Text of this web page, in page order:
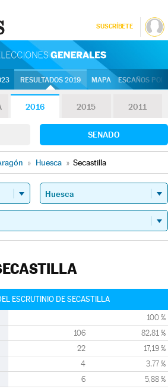
SUSCRÍBETE
RESULTADOS 2019 MAPA ESCAÑOS
2016 2015 2011
SENADO
» Huesca » Secastilla
ESCRUTINIO DE SECASTILLA
100 %
106 82,81 %
22 17,19 %
4 3,77 %
6 5,88 %